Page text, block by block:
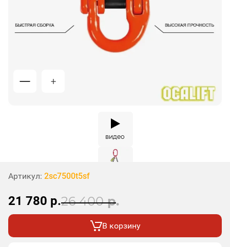
видео
Артикул: 2sc7500t5sf
21 780 р.26 400 р.
В корзину